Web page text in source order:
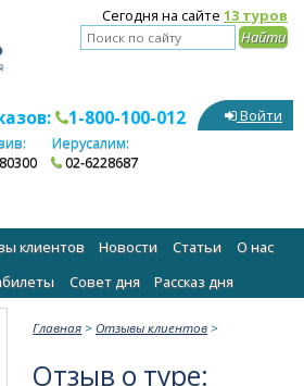
Сегодня на сайте 13 туров
1-800-100-012
Иерусалим:
02-6228687
Войти
клиентов Новости Статьи
О нас
Cовет дня Рассказ дня
Главная > Отзывы клиентов >
Отзыв о туре: